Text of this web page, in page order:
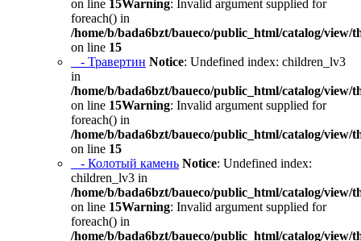
on line 15Warning: Invalid argument supplied for
foreach() in
/home/b/bada6bzt/baueco/public_html/catalog/view/
on line 15
- Травертин Notice: Undefined index: children_lv3
in
/home/b/bada6bzt/baueco/public_html/catalog/view/
on line 15Warning: Invalid argument supplied for
foreach() in
/home/b/bada6bzt/baueco/public_html/catalog/view/
on line 15
- Колотый камень Notice: Undefined index:
children_lv3 in
/home/b/bada6bzt/baueco/public_html/catalog/view/
on line 15Warning: Invalid argument supplied for
foreach() in
/home/b/bada6bzt/baueco/public_html/catalog/view/